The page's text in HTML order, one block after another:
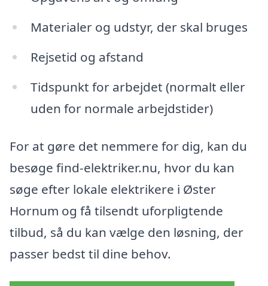
Materialer og udstyr, der skal bruges
Rejsetid og afstand
Tidspunkt for arbejdet (normalt eller
uden for normale arbejdstider)
For at gøre det nemmere for dig, kan du
besøge find-elektriker.nu, hvor du kan
søge efter lokale elektrikere i Øster
Hornum og få tilsendt uforpligtende
tilbud, så du kan vælge den løsning, der
passer bedst til dine behov.